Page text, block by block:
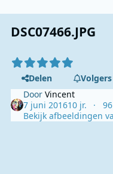
DSC07466.JPG
Delen
Volgers
DoorVincent
7 juni 201610 jr.
Bekijk afbeeldingen